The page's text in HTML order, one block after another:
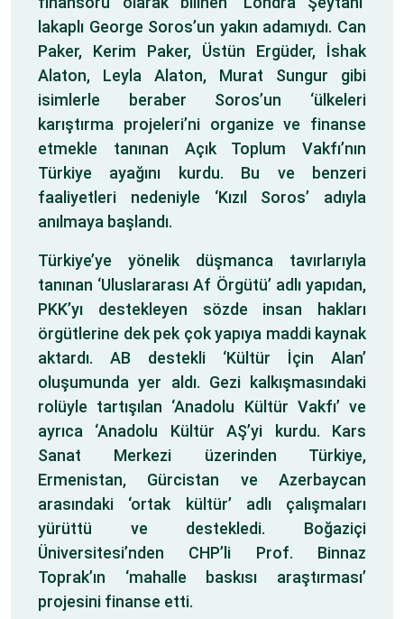
lakaplı George Soros’un yakın adamıydı. Can
Paker, Kerim Paker, Üstün Ergüder, İshak
Alaton, Leyla Alaton, Murat Sungur gibi
isimlerle beraber Soros’un ‘ülkeleri
karıştırma projeleri’ni organize ve finanse
etmekle tanınan Açık Toplum Vakfı’nın
Türkiye ayağını kurdu. Bu ve benzeri
faaliyetleri nedeniyle ‘Kızıl Soros’ adıyla
anılmaya başlandı.
Türkiye’ye yönelik düşmanca tavırlarıyla
tanınan ‘Uluslararası Af Örgütü’ adlı yapıdan,
PKK’yı destekleyen sözde insan hakları
örgütlerine dek pek çok yapıya maddi kaynak
aktardı. AB destekli ‘Kültür İçin Alan’
oluşumunda yer aldı. Gezi kalkışmasındaki
rolüyle tartışılan ‘Anadolu Kültür Vakfı’ ve
ayrıca ‘Anadolu Kültür AŞ’yi kurdu. Kars
Sanat Merkezi üzerinden Türkiye,
Ermenistan, Gürcistan ve Azerbaycan
arasındaki ‘ortak kültür’ adlı çalışmaları
yürüttü ve destekledi. Boğaziçi
Üniversitesi’nden CHP’li Prof. Binnaz
Toprak’ın ‘mahalle baskısı araştırması’
projesini finanse etti.